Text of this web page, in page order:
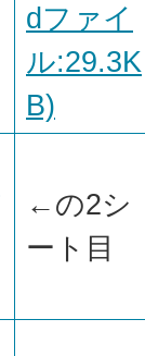
dファイ
ル:29.3K
B)
←の2シ
ート目